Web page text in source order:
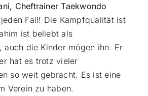
Cheftrainer Taekwondo
Fall! Die Kampfqualität ist
ist beliebt als
auch die Kinder mögen ihn. Er
hat es trotz vieler
so weit gebracht. Es ist eine
Verein zu haben.